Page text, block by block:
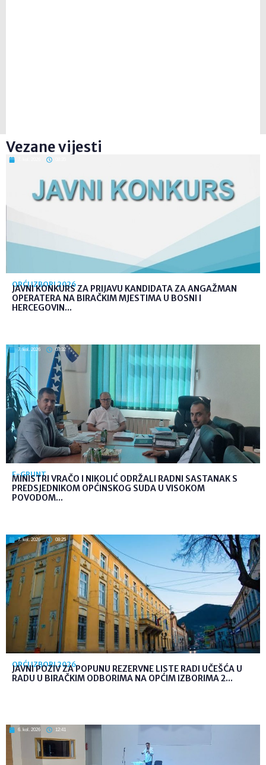
Vezane vijesti
OPĆI IZBORI 2026
JAVNI KONKURS ZA PRIJAVU KANDIDATA ZA ANGAŽMAN
OPERATERA NA BIRAČKIM MJESTIMA U BOSNI I
HERCEGOVIN...
7. kol. 2026 08:32
E-GRUNT
MINISTRI VRAČO I NIKOLIĆ ODRŽALI RADNI SASTANAK S
PREDSJEDNIKOM OPĆINSKOG SUDA U VISOKOM
POVODOM...
7. kol. 2026 08:25
OPĆI IZBORI 2026
JAVNI POZIV ZA POPUNU REZERVNE LISTE RADI UČEŠĆA U
RADU U BIRAČKIM ODBORIMA NA OPĆIM IZBORIMA 2...
6. kol. 2026 12:41